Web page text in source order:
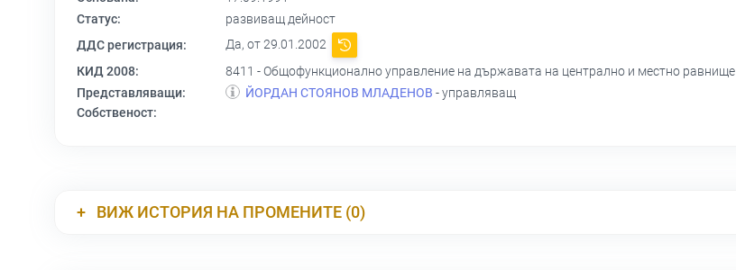
Статус:
развиващ дейност
ДДС регистрация:
Да, от 29.01.2002
КИД 2008:
8411 - Общофункционално управление на държавата на централно и местно равнище
Представляващи:
ЙОРДАН СТОЯНОВ МЛАДЕНОВ - управляващ
Собственост:
ВИЖ ИСТОРИЯ НА ПРОМЕНИТЕ (0)